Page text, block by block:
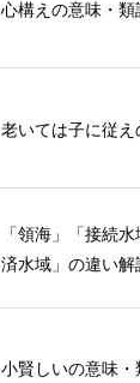
心構えの意味・類
老いては子に従
「領海」「接続
済水域」の違い
小賢しいの意味・